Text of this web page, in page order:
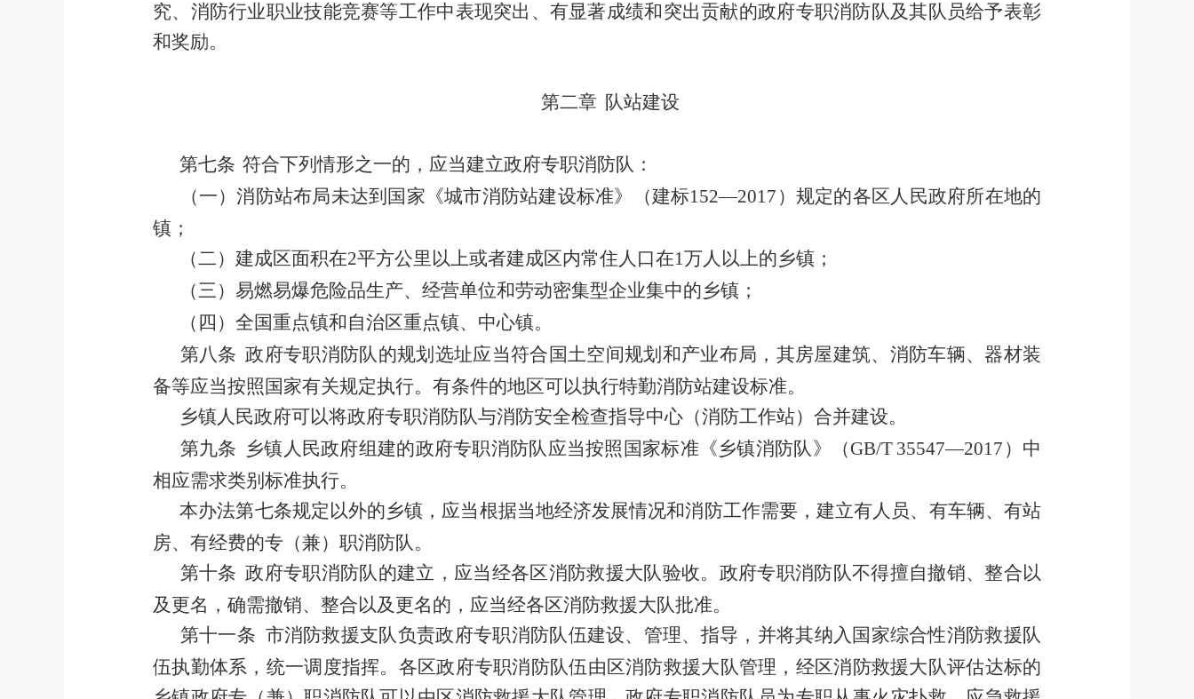
究、消防行业职业技能竞赛等工作中表现突出、有显著成绩和突出贡献的政府专职消防队及其队员给予表彰
和奖励。
第二章 队站建设
第七条 符合下列情形之一的，应当建立政府专职消防队：
（一）消防站布局未达到国家《城市消防站建设标准》 （建标152—2017 ） 规定的各区人民政府所在地的
镇；
（二） 建成区面积在2平方公里以上或者建成区内常住人口在1万人以上的乡镇；
（三） 易燃易爆危险品生产、经营单位和劳动密集型企业集中的乡镇；
（四） 全国重点镇和 自治区重点镇、中心镇。
第八条 政府专职消防队的规划选址应当符合国土空间规划 和产业布局，其房屋建筑、消防车辆、器材装
备等应当按照国家有关规定执行。 有条件的地区可以执行特勤消防站建设标准。
乡镇人民政府可以将政府专职消防队与消防安全检查指导中心 （消防工作站） 合并建设。
第九条 乡镇人民政府组建的政府专职消防队应当按照国家标准《乡镇消防队》 （GB/T 35547—2017 ） 中
相应需求类别标准执行。
本办法第七条规定以外的乡镇，应当根据当地经济发展情况和消防工作需要，建立有人员、有车辆、有站
房、有经费的专 （兼） 职消防队。
第十条 政府专职消防队的建立，应当经各区消防救援大队验收。政府专职消防队不得擅自撤销、整合以
及更名，确需撤销、整合以及更名的，应当经各区消防救援大队批准。
第十一条 市消防救援支队负责政府专职消防队伍建设、管理、指导，并将其纳入国家综合性消防救援队
伍执勤体系，统一调度指挥。 各区政府专职消防队伍由 区消防救援大队管理，经区消防救援大队评估达标的